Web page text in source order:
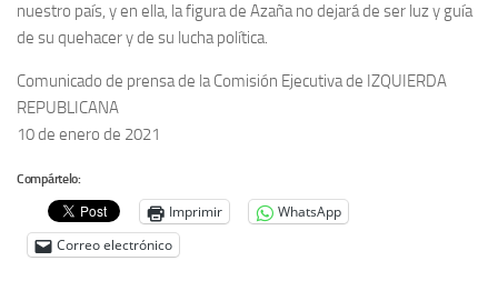
nuestro país, y en ella, la figura de Azaña no dejará de ser luz y guía
de su quehacer y de su lucha política.
Comunicado de prensa de la Comisión Ejecutiva de IZQUIERDA
REPUBLICANA
10 de enero de 2021
Compártelo:
Imprimir
WhatsApp
Correo electrónico